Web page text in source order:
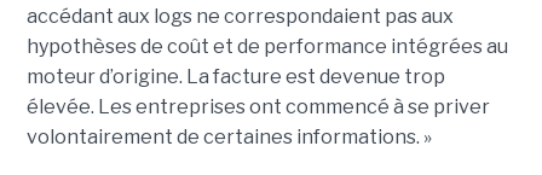
accédant aux logs ne correspondaient pas aux
hypothèses de coût et de performance intégrées au
moteur d’origine. La facture est devenue trop
élevée. Les entreprises ont commencé à se priver
volontairement de certaines informations. »